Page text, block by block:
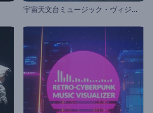
宇
宙天文台ミュージック・ヴィジュアライザー